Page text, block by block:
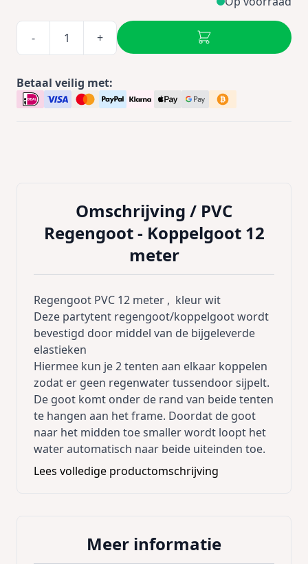
- +
Betaal veilig met:
Omschrijving / PVC
Regengoot - Koppelgoot 12
meter
Regengoot PVC 12 meter , kleur wit
Deze partytent regengoot/koppelgoot wordt
bevestigd door middel van de bijgeleverde
elastieken
Hiermee kun je 2 tenten aan elkaar koppelen
zodat er geen regenwater tussendoor sijpelt.
De goot komt onder de rand van beide tenten
te hangen aan het frame. Doordat de goot
naar het midden toe smaller wordt loopt het
water automatisch naar beide uiteinden toe.
Aan de uiteinden loopt het regenwater over
de afloop naar de grond toe.
partytenten aan de kopse kanten.
Lees volledige productomschrijving
Meer informatie